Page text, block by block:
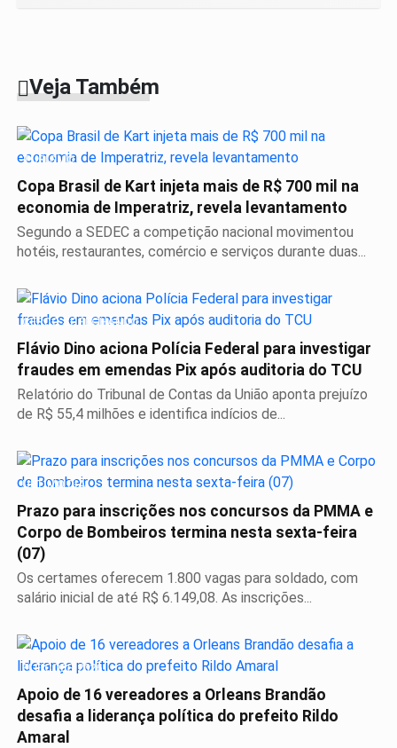
Veja Também
TURISMO
Copa Brasil de Kart injeta mais de R$ 700 mil na
economia de Imperatriz, revela levantamento
Segundo a SEDEC a competição nacional movimentou
hotéis, restaurantes, comércio e serviços durante duas...
CERCO SE FECHANDO
Flávio Dino aciona Polícia Federal para investigar
fraudes em emendas Pix após auditoria do TCU
Relatório do Tribunal de Contas da União aponta prejuízo
de R$ 55,4 milhões e identifica indícios de...
ÚLTIMO DIA
Prazo para inscrições nos concursos da PMMA e
Corpo de Bombeiros termina nesta sexta-feira
(07)
Os certames oferecem 1.800 vagas para soldado, com
salário inicial de até R$ 6.149,08. As inscrições...
ELEIÇÕES 2026
Apoio de 16 vereadores a Orleans Brandão
desafia a liderança política do prefeito Rildo
Amaral